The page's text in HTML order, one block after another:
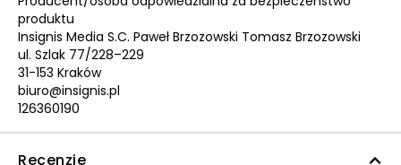
produktu
Insignis Media S.C. Paweł Brzozowski Tomasz Brzozowski
ul. Szlak 77/228–229
31-153 Kraków
biuro@insignis.pl
126360190
Recenzje